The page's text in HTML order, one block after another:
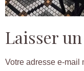
Laisser
Votre adresse e-mail